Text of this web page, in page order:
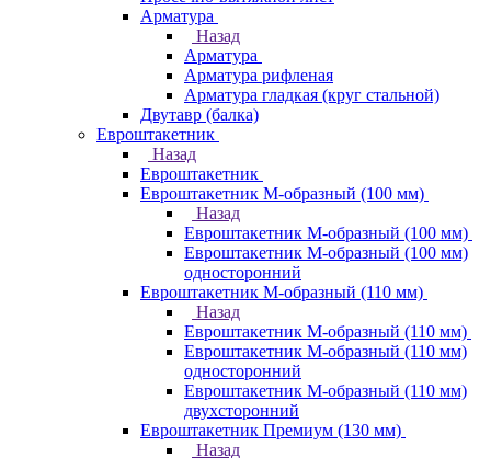
Арматура
Назад
Арматура
Арматура рифленая
Арматура гладкая (круг стальной)
Двутавр (балка)
Евроштакетник
Назад
Евроштакетник
Евроштакетник М-образный (100 мм)
Назад
Евроштакетник М-образный (100 мм)
Евроштакетник М-образный (100 мм)
односторонний
Евроштакетник М-образный (110 мм)
Назад
Евроштакетник М-образный (110 мм)
Евроштакетник М-образный (110 мм)
односторонний
Евроштакетник М-образный (110 мм)
двухсторонний
Евроштакетник Премиум (130 мм)
Назад